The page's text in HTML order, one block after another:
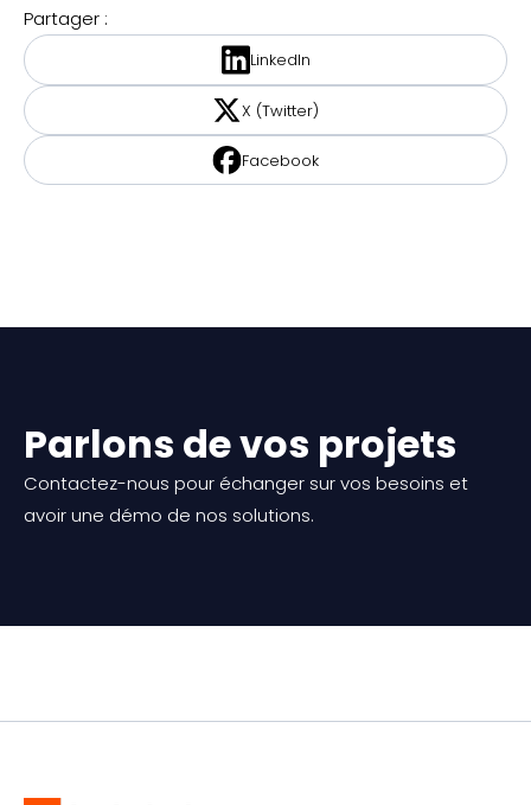
Partager :
LinkedIn
X (Twitter)
Facebook
Parlons de vos projets
Contactez-nous pour échanger sur vos besoins et
avoir une démo de nos solutions.